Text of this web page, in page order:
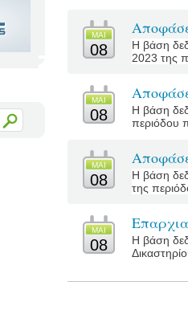
MΑΙ
08
Η βάση
2023 της
MΑΙ
08
Η βάση
περιόδου
MΑΙ
08
Η βάση
της
MΑΙ
08
Η βάση